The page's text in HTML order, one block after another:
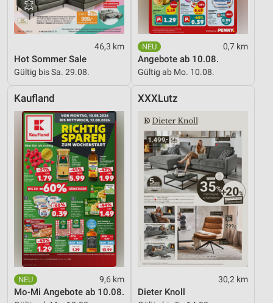
46,3 km
Hot Sommer Sale
Gültig bis Sa. 29.08.
0,7 km
Angebote ab 10.08.
Gültig ab Mo. 10.08.
Kaufland
9,6 km
Mo-Mi Angebote ab 10.08.
XXXLutz
30,2 km
Dieter Knoll